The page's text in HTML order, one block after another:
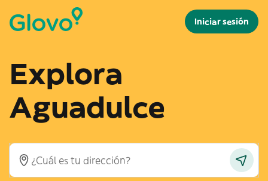
Iniciar sesión
Explora
Aguadulce